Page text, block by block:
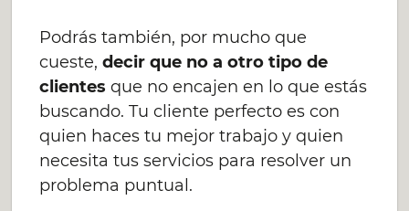
Podrás también, por mucho que
cueste,decir que no a otro tipo de
clientes que no encajen en lo que estás
buscando. Tu cliente perfecto es con
quien haces tu mejor trabajo y quien
necesita tus servicios para resolver un
problema puntual.